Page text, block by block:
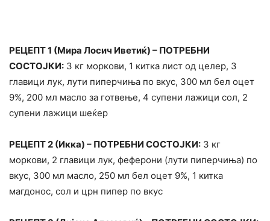
РЕЦЕПТ 1 (Мира Лосич Иветиќ) – ПОТРЕБНИ
СОСТОЈКИ: 3 кг моркови, 1 китка лист од целер, 3
главици лук, лути пиперчиња по вкус, 300 мл бел оцет
9%, 200 мл масло за готвење, 4 супени лажици сол, 2
супени лажици шеќер
РЕЦЕПТ 2 (Икка) – ПОТРЕБНИ СОСТОЈКИ: 3 кг
моркови, 2 главици лук, феферони (лути пиперчиња) по
вкус, 300 мл масло, 250 мл бел оцет 9%, 1 китка
магдонос, сол и црн пипер по вкус